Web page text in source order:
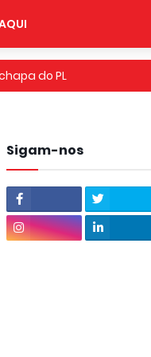
do PL
politica
Vicente do Seridó
R$ 1 bilhão
sexta-feira
Sigam-nos